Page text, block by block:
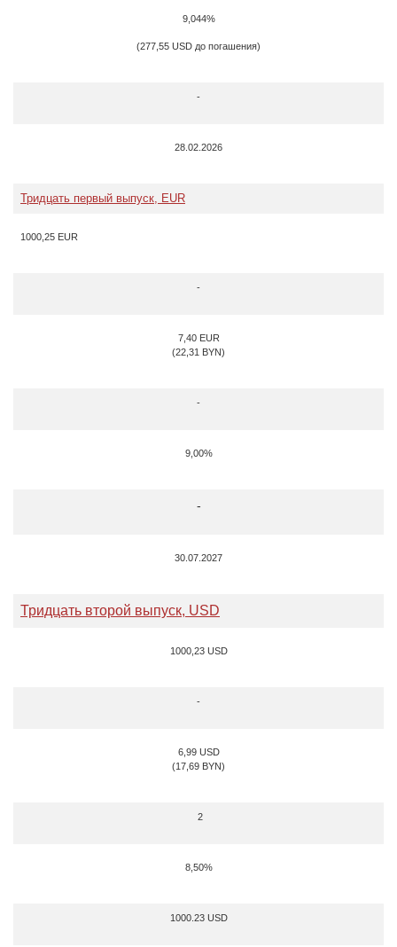
9,044%
(277,55 USD до погашения)
-
28.02.2026
Тридцать первый выпуск, EUR
1000,25 EUR
-
7,40 EUR
(22,31 BYN)
-
9,00%
-
30.07.2027
Тридцать второй выпуск, USD
1000,23 USD
-
6,99 USD
(17,69 BYN)
2
8,50%
1000.23 USD